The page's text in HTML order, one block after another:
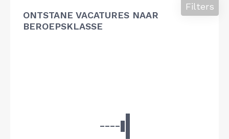
ONTSTANE VACATURES NAAR
BEROEPSKLASSE
Filters